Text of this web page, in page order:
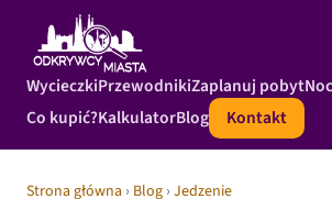
WycieczkiPrzewodnikiZaplanuj pobyt
Co kupić?KalkulatorBlog Kontakt
Strona główna › Blog ›Jedzenie